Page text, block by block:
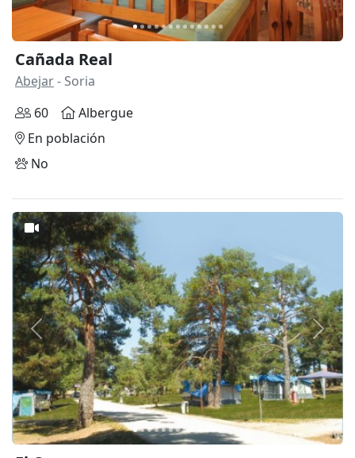
Cañada Real
Abejar- Soria
60
Albergue
En población
No
Anterior